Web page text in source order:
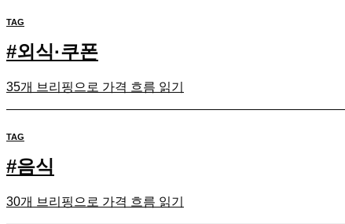
TAG
#외식·쿠폰
35개 브리핑으로 가격 흐름 읽기
TAG
#음식
30개 브리핑으로 가격 흐름 읽기